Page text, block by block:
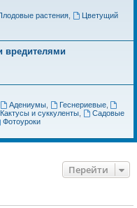
растения,
Цветущий
вредителями
Адениумы, Геснериевые,
Кактусы и суккуленты,
Садовые
Фотоуроки
Перейти